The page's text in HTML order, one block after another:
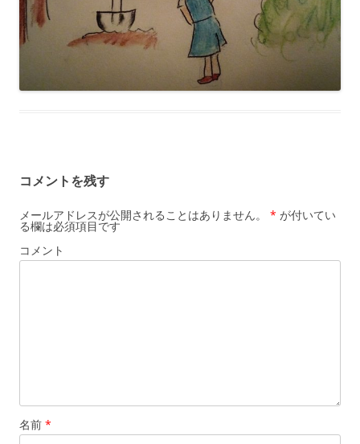
コメントを残す
メールアドレスが公開されることはありません。 * が付いてい
る欄は必須項目です
コメント
名前 *